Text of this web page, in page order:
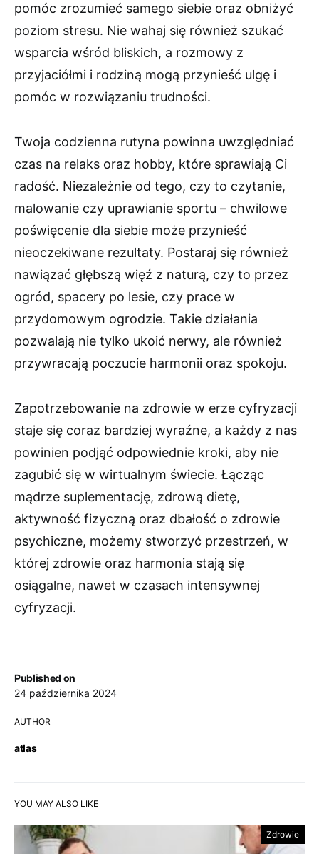
Published on
24 października 2024
AUTHOR
atlas
pomóc zrozumieć samego siebie oraz obniżyć
poziom stresu. Nie wahaj się również szukać
wsparcia wśród bliskich, a rozmowy z
przyjaciółmi i rodziną mogą przynieść ulgę i
pomóc w rozwiązaniu trudności.
Twoja codzienna rutyna powinna uwzględniać
czas na relaks oraz hobby, które sprawiają Ci
radość. Niezależnie od tego, czy to czytanie,
malowanie czy uprawianie sportu – chwilowe
poświęcenie dla siebie może przynieść
nieoczekiwane rezultaty. Postaraj się również
nawiązać głębszą więź z naturą, czy to przez
ogród, spacery po lesie, czy prace w
przydomowym ogrodzie. Takie działania
pozwalają nie tylko ukoić nerwy, ale również
przywracają poczucie harmonii oraz spokoju.
Zapotrzebowanie na zdrowie w erze cyfryzacji
staje się coraz bardziej wyraźne, a każdy z nas
powinien podjąć odpowiednie kroki, aby nie
zagubić się w wirtualnym świecie. Łącząc
mądrze suplementację, zdrową dietę,
aktywność fizyczną oraz dbałość o zdrowie
psychiczne, możemy stworzyć przestrzeń, w
której zdrowie oraz harmonia stają się
osiągalne, nawet w czasach intensywnej
cyfryzacji.
YOU MAY ALSO LIKE
Zdrowie